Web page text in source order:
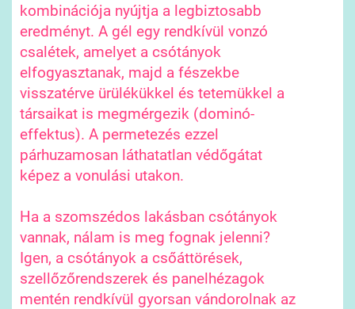
kombinációja nyújtja a legbiztosabb
eredményt. A gél egy rendkívül vonzó
csalétek, amelyet a csótányok
elfogyasztanak, majd a fészekbe
visszatérve ürülékükkel és tetemükkel a
társaikat is megmérgezik (dominó-
effektus). A permetezés ezzel
párhuzamosan láthatatlan védőgátat
képez a vonulási utakon.
Ha a szomszédos lakásban csótányok
vannak, nálam is meg fognak jelenni?
Igen, a csótányok a csőáttörések,
szellőzőrendszerek és panelhézagok
mentén rendkívül gyorsan vándorolnak az